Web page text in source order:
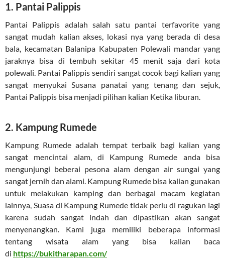
1. Pantai Palippis
Pantai Palippis adalah salah satu pantai terfavorite yang
sangat mudah kalian akses, lokasi nya yang berada di desa
bala, kecamatan Balanipa Kabupaten Polewali mandar yang
jaraknya bisa di tembuh sekitar 45 menit saja dari kota
polewali. Pantai Palippis sendiri sangat cocok bagi kalian yang
sangat menyukai Susana panatai yang tenang dan sejuk,
Pantai Palippis bisa menjadi pilihan kalian Ketika liburan.
2. Kampung Rumede
Kampung Rumede adalah tempat terbaik bagi kalian yang
sangat mencintai alam, di Kampung Rumede anda bisa
mengunjungi beberai pesona alam dengan air sungai yang
sangat jernih dan alami. Kampung Rumede bisa kalian gunakan
untuk melakukan kamping dan berbagai macam kegiatan
lainnya, Suasa di Kampung Rumede tidak perlu di ragukan lagi
karena sudah sangat indah dan dipastikan akan sangat
menyenangkan. Kami juga memiliki beberapa informasi
tentang wisata alam yang bisa kalian baca
di https://bukitharapan.com/